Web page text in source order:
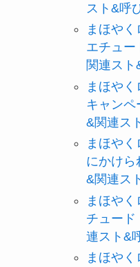
スト&呼
まほや
エチュー
関連スト
まほや
キャンペ
&関連ス
まほや
にかけら
&関連ス
まほや
チュード
連スト&
まほや